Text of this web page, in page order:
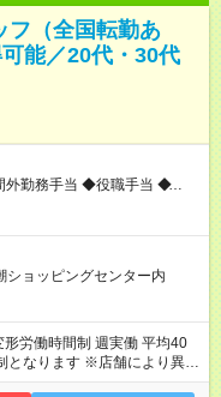
フ（全国転勤あ
能／20代・30代
勤務手当 ◆役職手当 ◆育児
円） ・昇給年1
間あ
ョッピングセンター内
労働時間制 週実働 平均40